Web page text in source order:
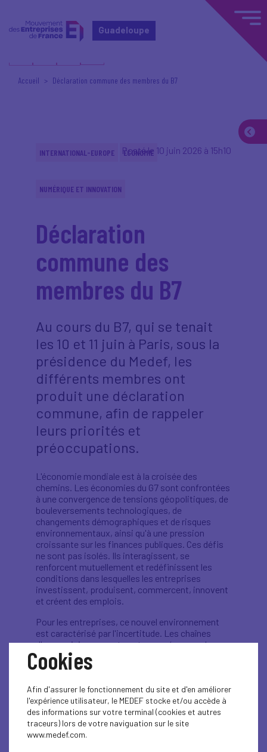
Guadeloupe
Accueil Déclaration commune des membres du B7
Posté le 10 juin 2026 à 15h10
INTERNATIONAL-EUROPE ÉCONOMIE
NUMÉRIQUE ET INNOVATION
Déclaration
commune des
membres du B7
Au cours du B7, qui se tenait
les 10 et 11 juin à Paris, sous la
présidence du Medef, les
différents membres ont
produit une déclaration
commune, afin de rappeler
leurs priorités et
préoccupations.
L'économie mondiale est à la croisée des
chemins. Les économies du G7 sont confrontées
à une convergence de tensions géopolitiques, de
bouleversements technologiques, de
changements démographiques et de risques
environnementaux, ainsi qu'à une pression
croissante sur les finances publiques. Ces défis
ne sont pas isolés. Ils interagissent, se
renforcent mutuellement et redéfinissent les
conditions dans lesquelles les entreprises
investissent, produisent, commercent, innovent
et créent des emplois.
Pour les entreprises, ce nouvel environnement
est caractérisé par l'incertitude. Les chaînes
d'approvisionnement sont exposées aux chocs
géopolitiques et aux pratiques coercitives. Les
matières premières critiques, l'énergie, les
compétences sont devenues des piliers
stratégiques de la résilience économique. La
fragmentation des échanges, la concurrence
déloyale, la complexité excessive de la
réglementation et le creusement des écarts
Cookies
Afin d'assurer le fonctionnement du site et d'en améliorer
l'expérience utilisateur, le MEDEF stocke et/ou accède à
des informations sur votre terminal (cookies et autres
traceurs) lors de votre naviguation sur le site
www.medef.com.